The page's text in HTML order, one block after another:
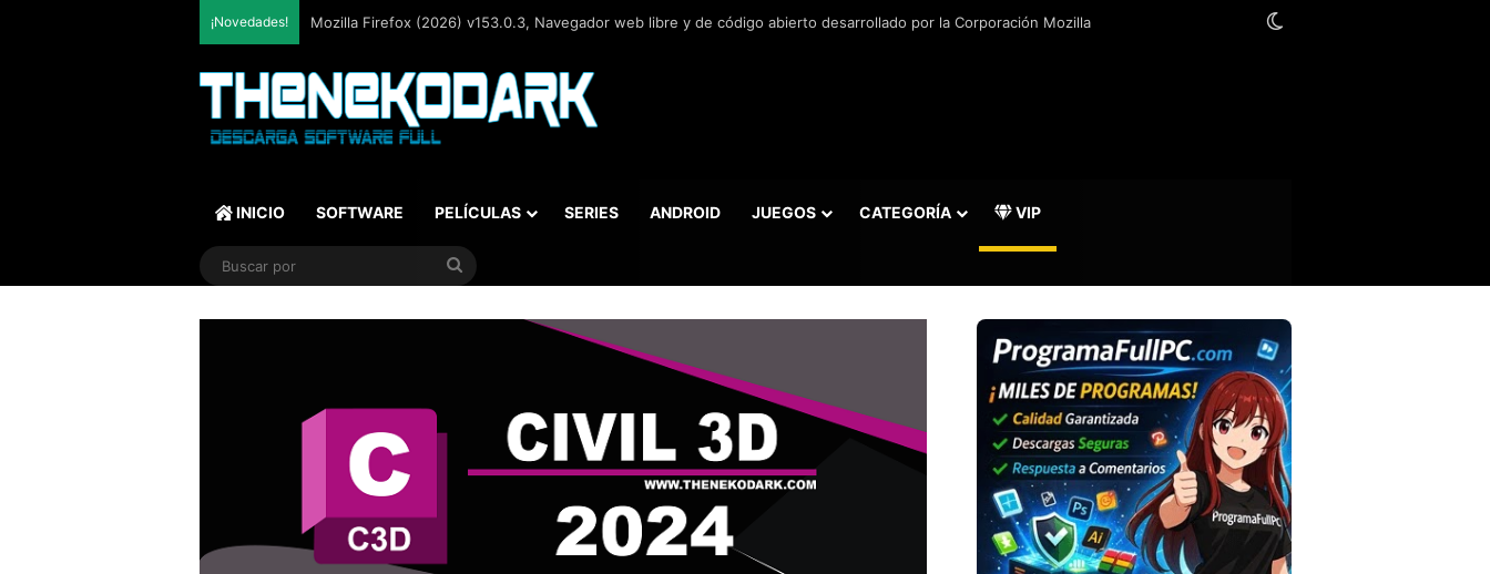
¡Novedades! Mozilla Firefox (2026) v153.0.3, Navegador web libre y de código abierto​ desarrollado por la Corporación Mozilla
INICIO SOFTWARE PELÍCULAS SERIES ANDROID JUEGOS CATEGORÍA VIP
Buscar